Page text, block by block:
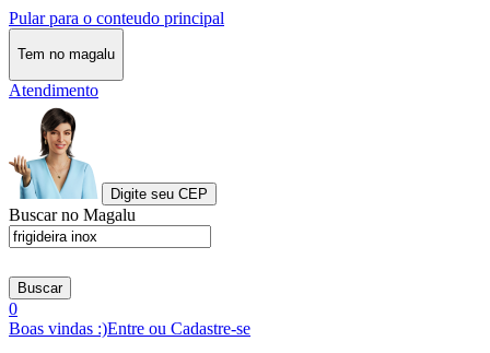
Pular para o conteudo principal
Tem no magalu
Atendimento
Digite seu CEP
Buscar no Magalu
Buscar
0
Boas vindas :)Entre ou Cadastre-se